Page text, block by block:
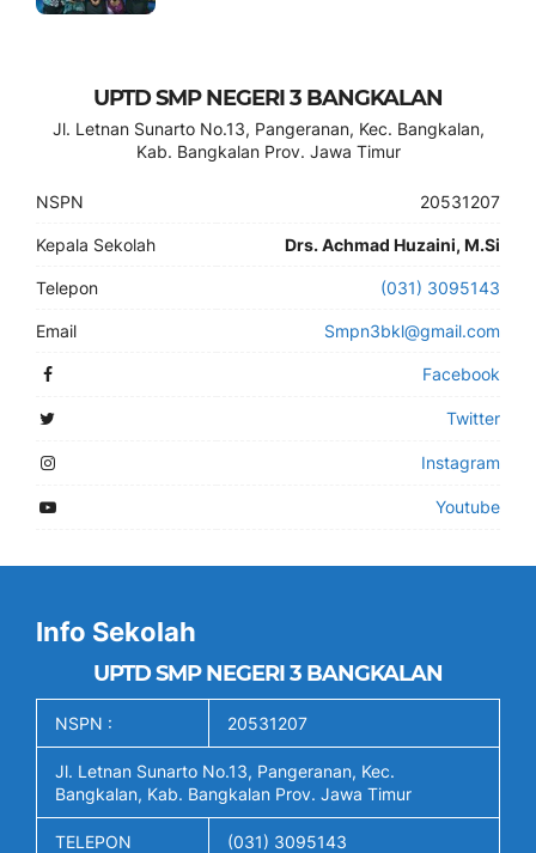
UPTD SMP NEGERI 3 BANGKALAN
Jl. Letnan Sunarto No.13, Pangeranan, Kec. Bangkalan,
Kab. Bangkalan Prov. Jawa Timur
NSPN 20531207
Kepala Sekolah Drs. Achmad Huzaini, M.Si
Telepon (031) 3095143
Email Smpn3bkl@gmail.com
Facebook
Twitter
Instagram
Youtube
Info Sekolah
UPTD SMP NEGERI 3 BANGKALAN
NSPN : 20531207
Jl. Letnan Sunarto No.13, Pangeranan, Kec.
Bangkalan, Kab. Bangkalan Prov. Jawa Timur
TELEPON (031) 3095143